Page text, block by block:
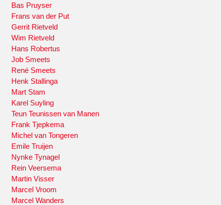
Bas Pruyser
Frans van der Put
Gerrit Rietveld
Wim Rietveld
Hans Robertus
Job Smeets
René Smeets
Henk Stallinga
Mart Stam
Karel Suyling
Teun Teunissen van Manen
Frank Tjepkema
Michel van Tongeren
Emile Truijen
Nynke Tynagel
Rein Veersema
Martin Visser
Marcel Vroom
Marcel Wanders